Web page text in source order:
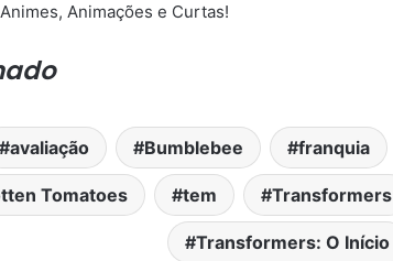
Animações e Curtas!
avaliação Bumblebee franquia
Tomatoes tem Transformers
Transformers: O Início